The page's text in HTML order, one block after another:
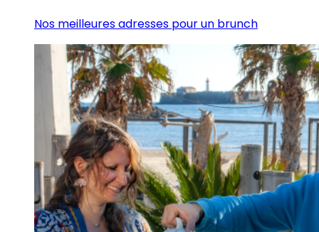
Nos meilleures adresses pour un brunch